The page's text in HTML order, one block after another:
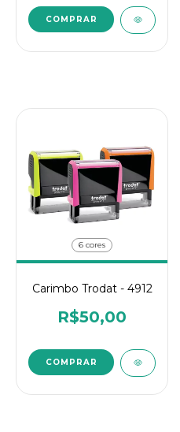
6 cores
Carimbo Trodat - 4912
R$50,00
COMPRAR